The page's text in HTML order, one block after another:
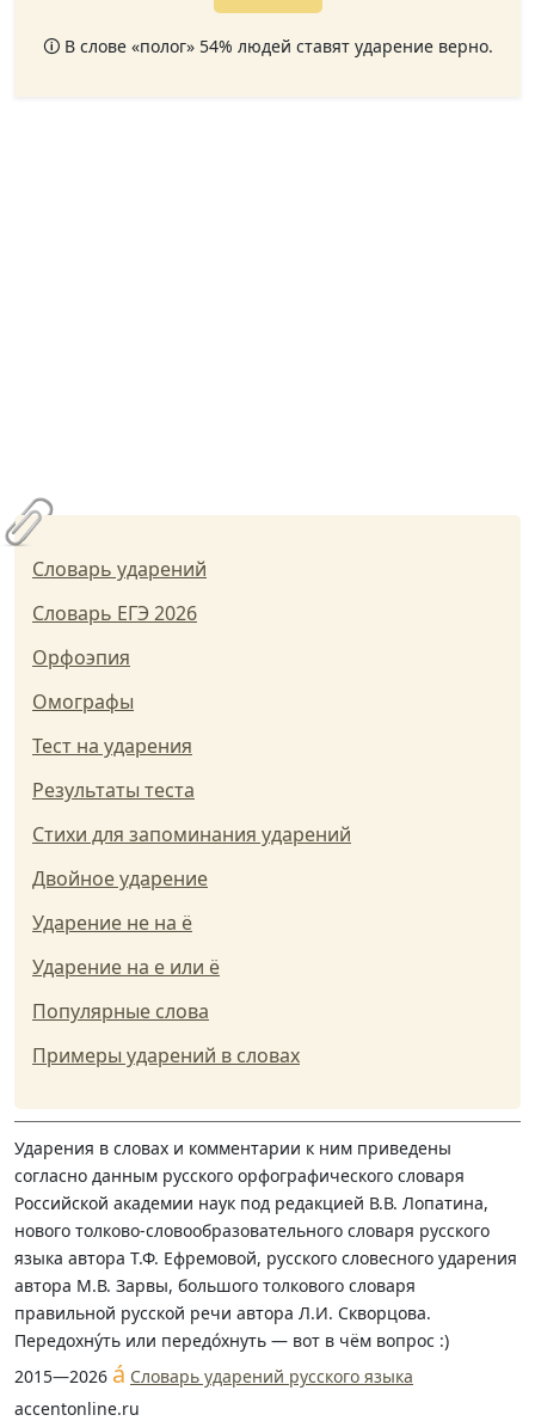
🛈 В слове «полог» 54% людей ставят ударение верно.
Словарь ударений
Словарь ЕГЭ 2026
Орфоэпия
Омографы
Тест на ударения
Результаты теста
Стихи для запоминания ударений
Двойное ударение
Ударение не на ё
Ударение на е или ё
Популярные слова
Примеры ударений в словах
Ударения в словах и комментарии к ним приведены
согласно данным русского орфографического словаря
Российской академии наук под редакцией В.В. Лопатина,
нового толково-словообразовательного словаря русского
языка автора Т.Ф. Ефремовой, русского словесного ударения
автора М.В. Зарвы, большого толкового словаря
правильной русской речи автора Л.И. Скворцова.
Передохну́ть или передо́хнуть — вот в чём вопрос :)
2015—2026 á Словарь ударений русского языка
accentonline.ru